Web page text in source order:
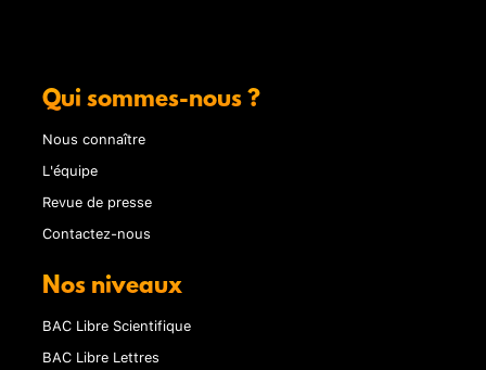
Qui sommes-nous ?
Nous connaître
L'équipe
Revue de presse
Contactez-nous
Nos niveaux
BAC Libre Scientifique
BAC Libre Lettres